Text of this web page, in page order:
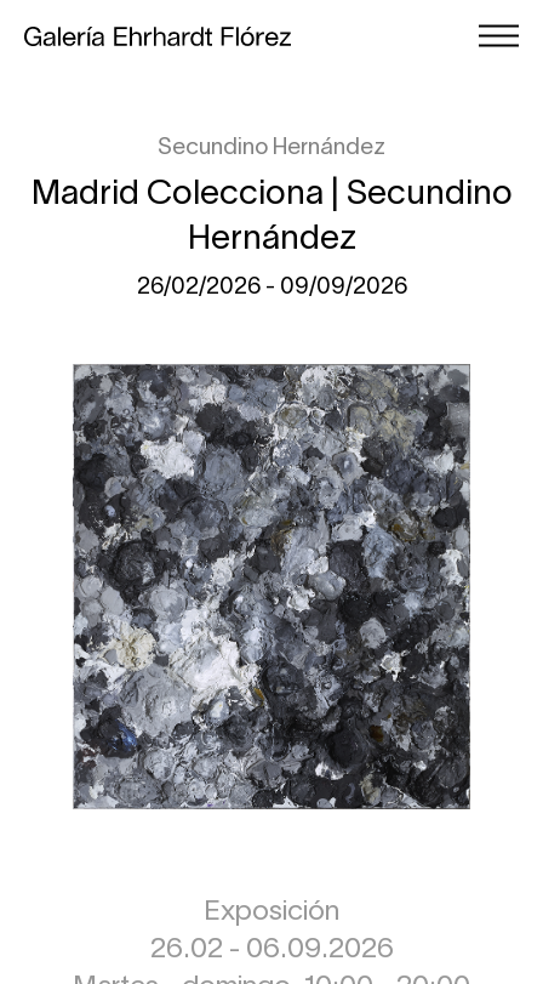
Secundino Hernández
Madrid Colecciona | Secundino
Hernández
26/02/2026 - 09/09/2026
Exposición
26.02 - 06.09.2026